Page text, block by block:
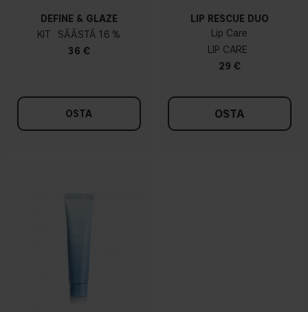
DEFINE & GLAZE
KIT
16 %
36 €
OSTA
LIP RESCUE DUO
Lip Care
LIP CARE
29 €
OSTA